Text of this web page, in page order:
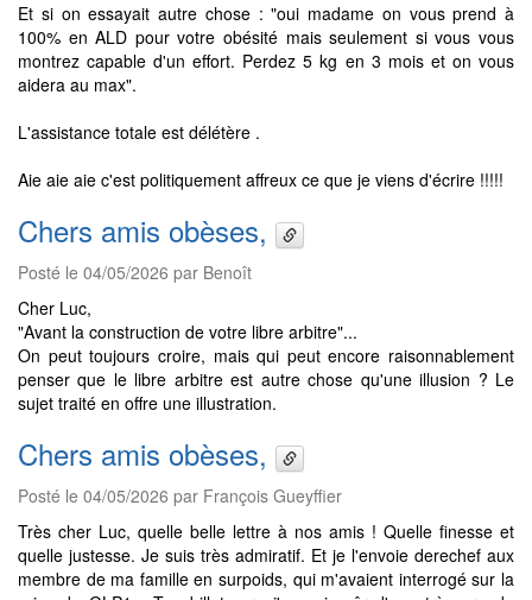
Et si on essayait autre chose : "oui madame on vous prend à
100% en ALD pour votre obésité mais seulement si vous vous
montrez capable d'un effort. Perdez 5 kg en 3 mois et on vous
aidera au max".
L'assistance totale est délétère .
Aie aie aie c'est politiquement affreux ce que je viens d'écrire !!!!!
Chers amis obèses,
Posté le 04/05/2026 par Benoît
Cher Luc,
"Avant la construction de votre libre arbitre"...
On peut toujours croire, mais qui peut encore raisonnablement
penser que le libre arbitre est autre chose qu'une illusion ? Le
sujet traité en offre une illustration.
Chers amis obèses,
Posté le 04/05/2026 par François Gueyffier
Très cher Luc, quelle belle lettre à nos amis ! Quelle finesse et
quelle justesse. Je suis très admiratif. Et je l'envoie derechef aux
membre de ma famille en surpoids, qui m'avaient interrogé sur la